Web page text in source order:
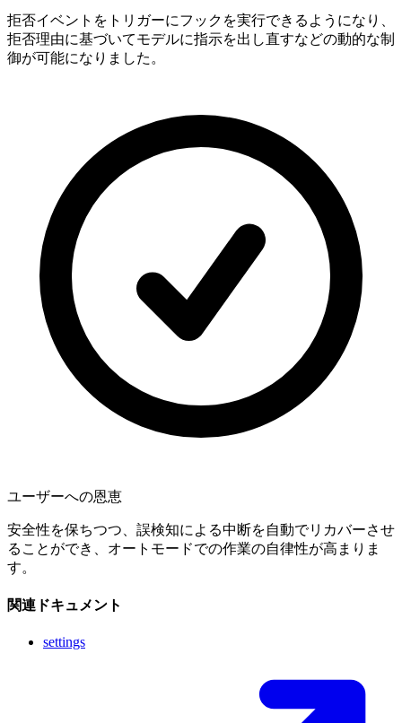
拒否イベントをトリガーにフックを実行できるようになり、
拒否理由に基づいてモデルに指示を出し直すなどの動的な制
御が可能になりました。
ユーザーへの恩恵
安全性を保ちつつ、誤検知による中断を自動でリカバーさせ
ることができ、オートモードでの作業の自律性が高まりま
す。
関連ドキュメント
settings